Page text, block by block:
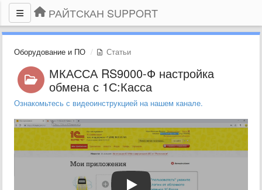
РАЙТСКАН SUPPORT
Оборудование и ПО Статьи
МКАССА RS9000-Ф настройка
обмена с 1С:Касса
Ознакомьтесь с видеоинструкцией на нашем канале.